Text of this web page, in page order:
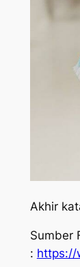
Akhir
Sumber
: https://